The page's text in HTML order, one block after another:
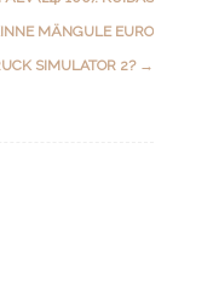
MÄNGULE EURO
SIMULATOR 2? →